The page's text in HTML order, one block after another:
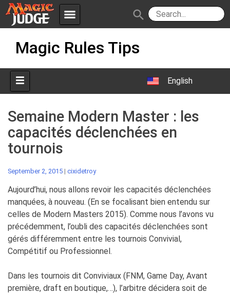
menu
Apps JudgeApps
Forum
Judges
Policies IPG
JAR
search
Magic Rules Tips
English
Semaine Modern Master : les
capacités déclenchées en
tournois
September 2, 2015 | cixidetroy
Aujourd’hui, nous allons revoir les capacités déclenchées
manquées, à nouveau. (En se focalisant bien entendu sur
celles de Modern Masters 2015). Comme nous l’avons vu
précédemment, l’oubli des capacités déclenchées sont
gérés différemment entre les tournois Convivial,
Compétitif ou Professionnel.
Dans les tournois dit Conviviaux (FNM, Game Day, Avant
première, draft en boutique,…), l’arbitre décidera soit de